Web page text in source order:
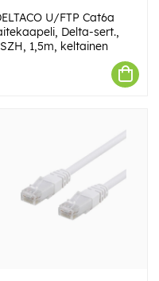
U/FTP Cat6a
Delta-sert.,
1,5m, keltainen